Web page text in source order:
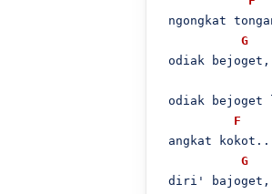
ngongkat
G
odiak bejoget,
odiak bejoget
F
angkat kokot..
G
diri' bajoget,